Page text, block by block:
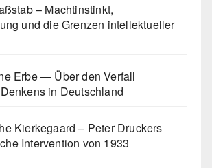
– Machtinstinkt,
und die Grenzen intellektueller
Erbe — Über den Verfall
in Deutschland
Kierkegaard – Peter Druckers
Intervention von 1933